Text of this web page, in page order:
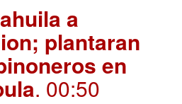
a
plantaran
en
. 00:50